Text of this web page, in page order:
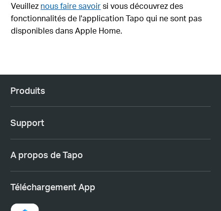
Veuilleznous faire savoirsi vous découvrez des
fonctionnalités de l'application Tapo qui ne sont pas
disponibles dans Apple Home.
Produits
Support
A propos de Tapo
Téléchargement App